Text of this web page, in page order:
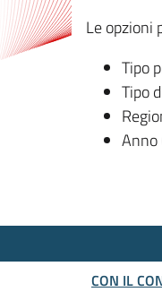
Le opzioni
Tipo
Tipo
Anno
CON IL